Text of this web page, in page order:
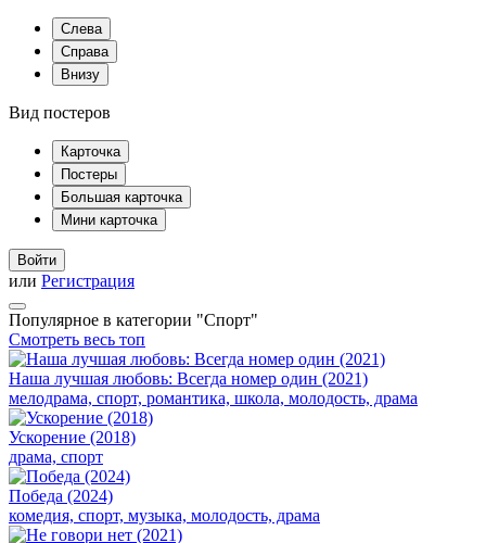
Слева
Справа
Внизу
Вид постеров
Карточка
Постеры
Большая карточка
Мини карточка
Войти
или Регистрация
Популярное в категории "Спорт"
Смотреть весь топ
Наша лучшая любовь: Всегда номер один (2021)
мелодрама, спорт, романтика, школа, молодость, драма
Ускорение (2018)
драма, спорт
Победа (2024)
комедия, спорт, музыка, молодость, драма